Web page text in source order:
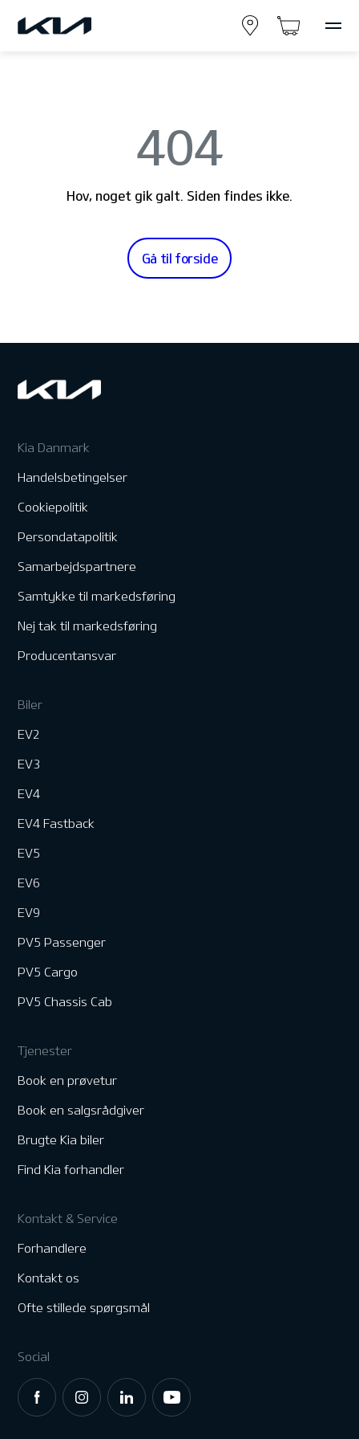
404
Hov, noget gik galt. Siden findes ikke.
Gå til forside
Kia Danmark
Handelsbetingelser
Cookiepolitik
Persondatapolitik
Samarbejdspartnere
Samtykke til markedsføring
Nej tak til markedsføring
Producentansvar
Biler
EV2
EV3
EV4
EV4 Fastback
EV5
EV6
EV9
PV5 Passenger
PV5 Cargo
PV5 Chassis Cab
Tjenester
Book en prøvetur
Book en salgsrådgiver
Brugte Kia biler
Find Kia forhandler
Kontakt & Service
Forhandlere
Kontakt os
Ofte stillede spørgsmål
Social